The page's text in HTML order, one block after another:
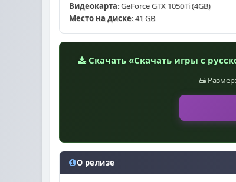
Видеокарта: GeForce GTX 1050Ti (4GB)
Место на диске: 41 GB
Скачать «Скачать игры с
Размер:
О релизе